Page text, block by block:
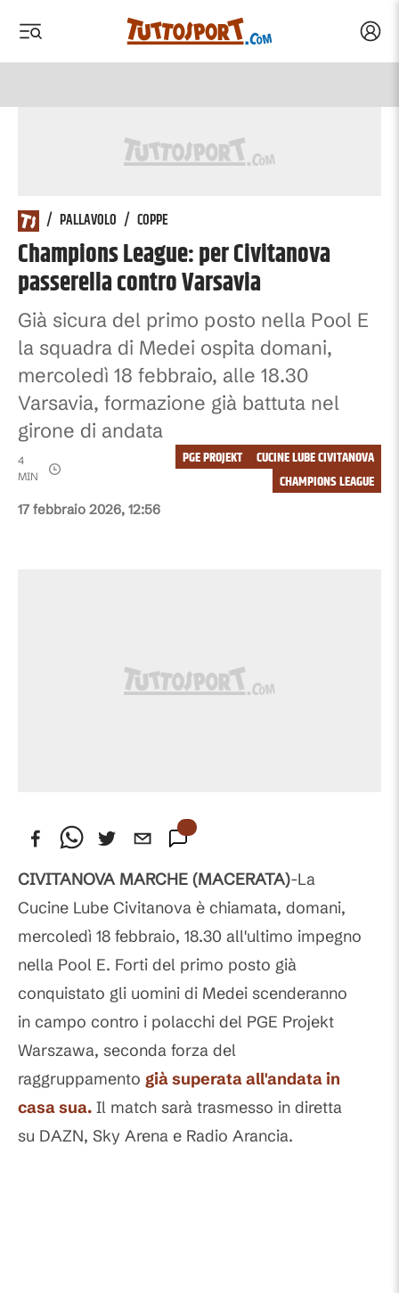
/ PALLAVOLO / COPPE
Champions League: per Civitanova
passerella contro Varsavia
Già sicura del primo posto nella Pool E
la squadra di Medei ospita domani,
mercoledì 18 febbraio, alle 18.30
Varsavia, formazione già battuta nel
girone di andata
17 febbraio 2026, 12:56
4
MIN
CUCINE LUBE CIVITANOVA
PGE PROJEKT
CHAMPIONS LEAGUE
CIVITANOVA MARCHE (MACERATA)-La
Cucine Lube Civitanova è chiamata, domani,
mercoledì 18 febbraio, 18.30 all'ultimo impegno
nella Pool E. Forti del primo posto già
conquistato gli uomini di Medei scenderanno
in campo contro i polacchi del PGE Projekt
Warszawa, seconda forza del
raggruppamento già superata all'andata in
casa sua. Il match sarà trasmesso in diretta
su DAZN, Sky Arena e Radio Arancia.